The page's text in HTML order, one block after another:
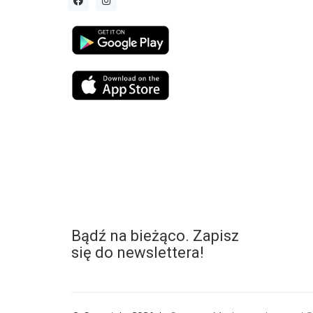
Bądź na bieżąco. Zapisz
się do newslettera!